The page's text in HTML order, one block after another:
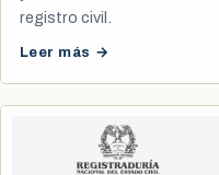
registro civil.
Leer más →